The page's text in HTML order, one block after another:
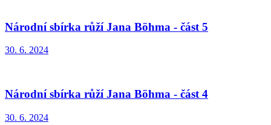
Národní sbírka růží Jana Böhma - část 5
30. 6. 2024
Národní sbírka růží Jana Böhma - část 4
30. 6. 2024